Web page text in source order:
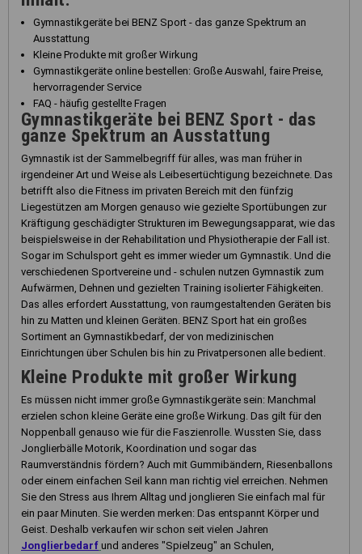
Gymnastikgeräte bei BENZ Sport - das ganze Spektrum an
Ausstattung
Kleine Produkte mit großer Wirkung
Gymnastikgeräte online bestellen: Große Auswahl, faire Preise,
hervorragender Service
FAQ - häufig gestellte Fragen
Gymnastikgeräte bei BENZ Sport - das
ganze Spektrum an Ausstattung
Gymnastik ist der Sammelbegriff für alles, was man früher in
irgendeiner Art und Weise als Leibesertüchtigung bezeichnete. Das
betrifft also die Fitness im privaten Bereich mit den fünfzig
Liegestützen am Morgen genauso wie gezielte Sportübungen zur
Kräftigung geschädigter Strukturen im Bewegungsapparat, wie das
beispielsweise in der Rehabilitation und Physiotherapie der Fall ist.
Sogar im Schulsport geht es immer wieder um Gymnastik. Und die
verschiedenen Sportvereine und - schulen nutzen Gymnastik zum
Aufwärmen, Dehnen und gezielten Training isolierter Fähigkeiten.
Das alles erfordert Ausstattung, von raumgestaltenden Geräten bis
hin zu Matten und kleinen Geräten. BENZ Sport hat ein großes
Sortiment an Gymnastikbedarf, der von medizinischen
Einrichtungen über Schulen bis hin zu Privatpersonen alle bedient.
Kleine Produkte mit großer Wirkung
Es müssen nicht immer große Gymnastikgeräte sein: Manchmal
erzielen schon kleine Geräte eine große Wirkung. Das gilt für den
Noppenball genauso wie für die Faszienrolle. Wussten Sie, dass
Jonglierbälle Motorik, Koordination und sogar das
Raumverständnis fördern? Auch mit Gummibändern, Riesenballons
oder einem einfachen Seil kann man richtig viel erreichen. Nehmen
Sie den Stress aus Ihrem Alltag und jonglieren Sie einfach mal für
ein paar Minuten. Sie werden merken: Das entspannt Körper und
Geist. Deshalb verkaufen wir schon seit vielen Jahren
Jonglierbedarf und anderes "Spielzeug" an Schulen,